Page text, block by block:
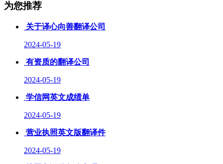
为您推荐
关于译心向善翻译公司
2024-05-19
有资质的翻译公司
2024-05-19
学信网英文成绩单
2024-05-19
营业执照英文版翻译件
2024-05-19